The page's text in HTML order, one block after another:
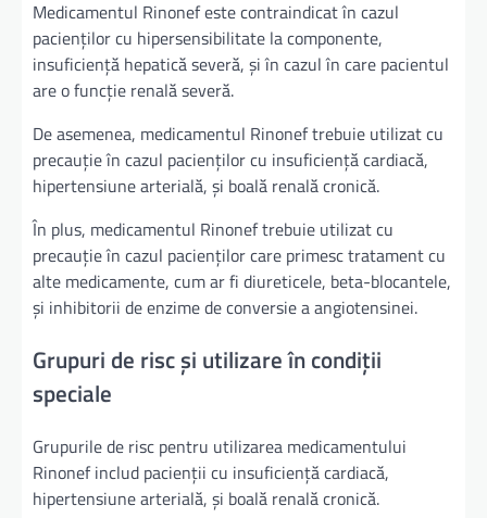
Medicamentul Rinonef este contraindicat în cazul
pacienților cu hipersensibilitate la componente,
insuficiență hepatică severă, și în cazul în care pacientul
are o funcție renală severă.
De asemenea, medicamentul Rinonef trebuie utilizat cu
precauție în cazul pacienților cu insuficiență cardiacă,
hipertensiune arterială, și boală renală cronică.
În plus, medicamentul Rinonef trebuie utilizat cu
precauție în cazul pacienților care primesc tratament cu
alte medicamente, cum ar fi diureticele, beta-blocantele,
și inhibitorii de enzime de conversie a angiotensinei.
Grupuri de risc și utilizare în condiții
speciale
Grupurile de risc pentru utilizarea medicamentului
Rinonef includ pacienții cu insuficiență cardiacă,
hipertensiune arterială, și boală renală cronică.